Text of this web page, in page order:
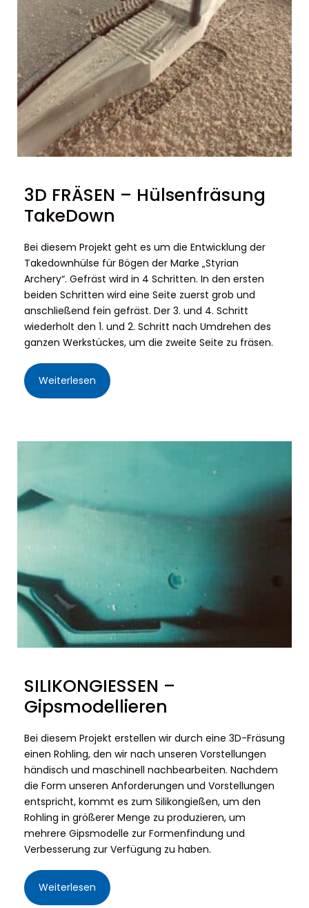
3D FRÄSEN – Hülsenfräsung
TakeDown
Bei diesem Projekt geht es um die Entwicklung der
Takedownhülse für Bögen der Marke „Styrian
Archery“. Gefräst wird in 4 Schritten. In den ersten
beiden Schritten wird eine Seite zuerst grob und
anschließend fein gefräst. Der 3. und 4. Schritt
wiederholt den 1. und 2. Schritt nach Umdrehen des
ganzen Werkstückes, um die zweite Seite zu fräsen.
Weiterlesen
SILIKONGIESSEN –
Gipsmodellieren
Bei diesem Projekt erstellen wir durch eine 3D-Fräsung
einen Rohling, den wir nach unseren Vorstellungen
händisch und maschinell nachbearbeiten. Nachdem
die Form unseren Anforderungen und Vorstellungen
entspricht, kommt es zum Silikongießen, um den
Rohling in größerer Menge zu produzieren, um
mehrere Gipsmodelle zur Formenfindung und
Verbesserung zur Verfügung zu haben.
Weiterlesen